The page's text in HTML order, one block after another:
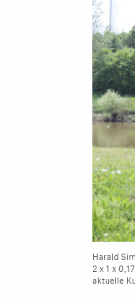
Harald
2 x 1 x
aktuelle